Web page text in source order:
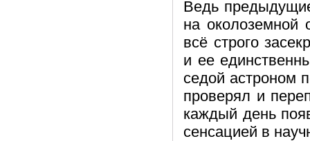
Ведь
на околоземной
всё строго
и ее
седой астроном
проверял и
каждый день
сенсацией в